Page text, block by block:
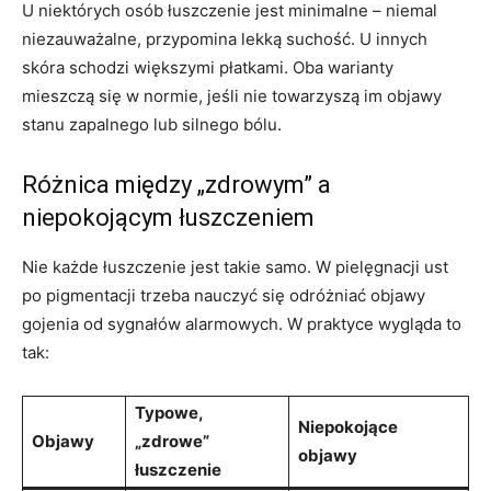
U niektórych osób łuszczenie jest minimalne – niemal
niezauważalne, przypomina lekką suchość. U innych
skóra schodzi większymi płatkami. Oba warianty
mieszczą się w normie, jeśli nie towarzyszą im objawy
stanu zapalnego lub silnego bólu.
Różnica między „zdrowym” a
niepokojącym łuszczeniem
Nie każde łuszczenie jest takie samo. W pielęgnacji ust
po pigmentacji trzeba nauczyć się odróżniać objawy
gojenia od sygnałów alarmowych. W praktyce wygląda to
tak:
Objawy
Typowe,
„zdrowe”
łuszczenie
Niepokojące
objawy